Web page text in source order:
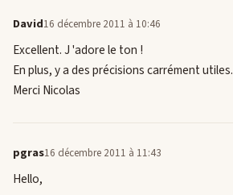
David16 décembre 2011 à 10:46
Excellent. J 'adore le ton !
En plus, y a des précisions carrément utiles.
Merci Nicolas
pgras16 décembre 2011 à 11:43
Hello,